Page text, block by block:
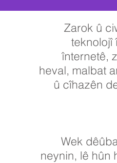
Zarok û
teknolojî
înternetê,
heval, malbat
û cîhazên
Wek
neynin, lê hûn